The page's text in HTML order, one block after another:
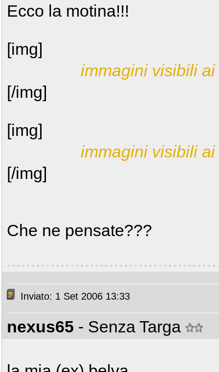
Ecco la motina!!!
[img]
immagini visibili
[/img]
[img]
immagini visibili
[/img]
Che ne pensate???
Inviato: 1 Set 2006 13:33
nexus65 - Senza Targa